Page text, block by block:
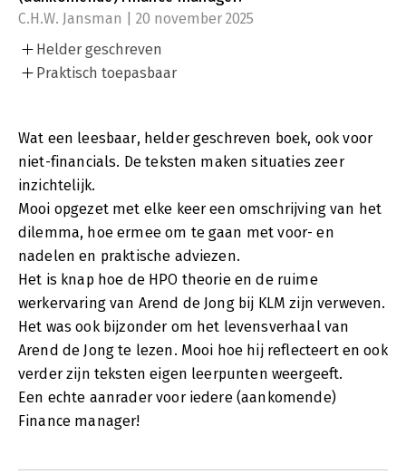
C.H.W. Jansman | 20 november 2025
Helder geschreven
Praktisch toepasbaar
Wat een leesbaar, helder geschreven boek, ook voor
niet-financials. De teksten maken situaties zeer
inzichtelijk.
Mooi opgezet met elke keer een omschrijving van het
dilemma, hoe ermee om te gaan met voor- en
nadelen en praktische adviezen.
Het is knap hoe de HPO theorie en de ruime
werkervaring van Arend de Jong bij KLM zijn verweven.
Het was ook bijzonder om het levensverhaal van
Arend de Jong te lezen. Mooi hoe hij reflecteert en ook
verder zijn teksten eigen leerpunten weergeeft.
Een echte aanrader voor iedere (aankomende)
Finance manager!